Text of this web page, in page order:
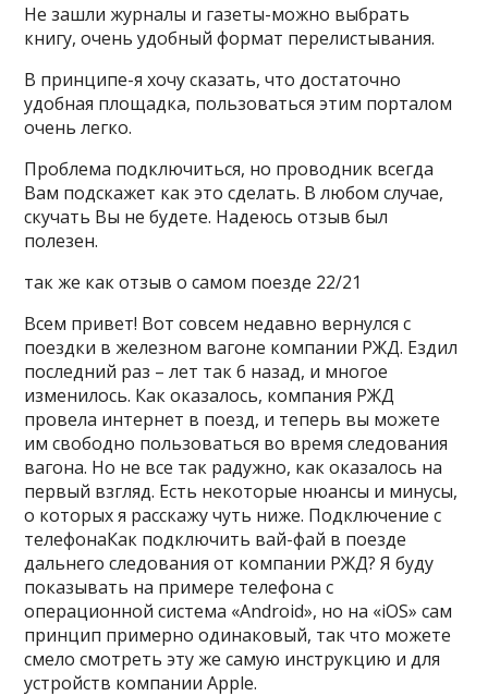
Не зашли журналы и газеты-можно выбрать
книгу, очень удобный формат перелистывания.
В принципе-я хочу сказать, что достаточно
удобная площадка, пользоваться этим порталом
очень легко.
Проблема подключиться, но проводник всегда
Вам подскажет как это сделать. В любом случае,
скучать Вы не будете. Надеюсь отзыв был
полезен.
так же как отзыв о самом поезде 22/21
Всем привет! Вот совсем недавно вернулся с
поездки в железном вагоне компании РЖД. Ездил
последний раз – лет так 6 назад, и многое
изменилось. Как оказалось, компания РЖД
провела интернет в поезд, и теперь вы можете
им свободно пользоваться во время следования
вагона. Но не все так радужно, как оказалось на
первый взгляд. Есть некоторые нюансы и минусы,
о которых я расскажу чуть ниже. Подключение с
телефонаКак подключить вай-фай в поезде
дальнего следования от компании РЖД? Я буду
показывать на примере телефона с
операционной система «Android», но на «iOS» сам
принцип примерно одинаковый, так что можете
смело смотреть эту же самую инструкцию и для
устройств компании Apple.